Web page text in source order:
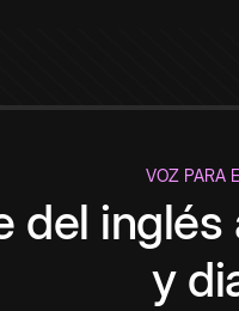
VOZ PARA
del
y